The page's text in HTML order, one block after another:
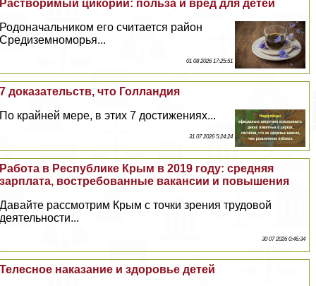
Растворимый цикорий: польза и вред для детей
Родоначальником его считается район
Средиземноморья...
01 08 2026 17:25:51
7 доказательств, что Голландия
По крайней мере, в этих 7 достижениях...
31 07 2026 5:24:24
Работа в Республике Крым в 2019 году: средняя
зарплата, востребованные вакансии и повышения
Давайте рассмотрим Крым с точки зрения трудовой
деятельности...
30 07 2026 0:46:34
Телесное наказание и здоровье детей